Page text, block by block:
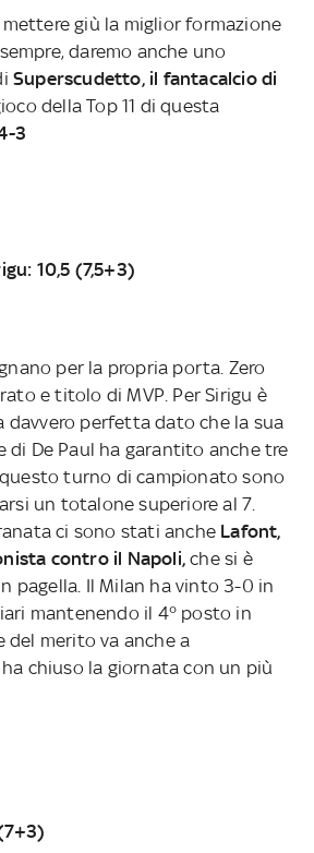
giù la miglior formazione
daremo anche uno
Superscudetto, il fantacalcio di
della Top 11 di questa
3
10,5 (7,5+3)
per la propria porta. Zero
e titolo di MVP. Per Sirigu è
davvero perfetta dato che la sua
di De Paul ha garantito anche tre
turno di campionato sono
un totalone superiore al 7.
ci sono stati anche Lafont,
contro il Napoli, che si è
pagella. Il Milan ha vinto 3-0 in
mantenendo il 4° posto in
del merito va anche a
chiuso la giornata con un più